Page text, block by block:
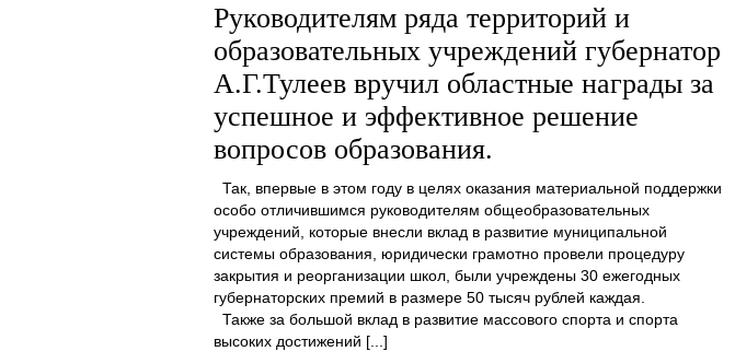
Руководителям ряда территорий и
образовательных учреждений губернатор
А.Г.Тулеев вручил областные награды за
успешное и эффективное решение
вопросов образования.
Так, впервые в этом году в целях оказания материальной поддержки
особо отличившимся руководителям общеобразовательных
учреждений, которые внесли вклад в развитие муниципальной
системы образования, юридически грамотно провели процедуру
закрытия и реорганизации школ, были учреждены 30 ежегодных
губернаторских премий в размере 50 тысяч рублей каждая.
Также за большой вклад в развитие массового спорта и спорта
высоких достижений [...]